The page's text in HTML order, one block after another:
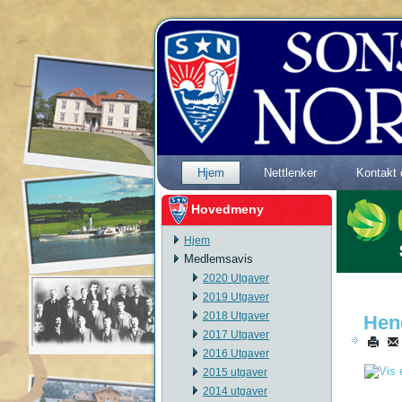
Hjem Nettlenker Kontakt
Hovedmeny
Hjem
Medlemsavis
2020 Utgaver
2019 Utgaver
2018 Utgaver
2017 Utgaver
2016 Utgaver
2015 utgaver
2014 utgaver